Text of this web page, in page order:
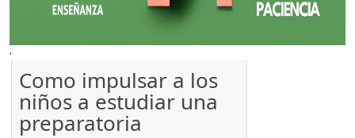
'
Como impulsar a los
niños a estudiar una
preparatoria